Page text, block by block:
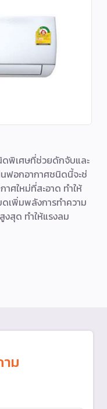
ดพิเศษที่ช่วยดักจับและ
ฟอกอากาศชนิดนี้จะช่
าศใหม่ที่สะอาด ทำให้
เพิ่มพลังการทำความ
งสุด ทำให้แรงลม
ม